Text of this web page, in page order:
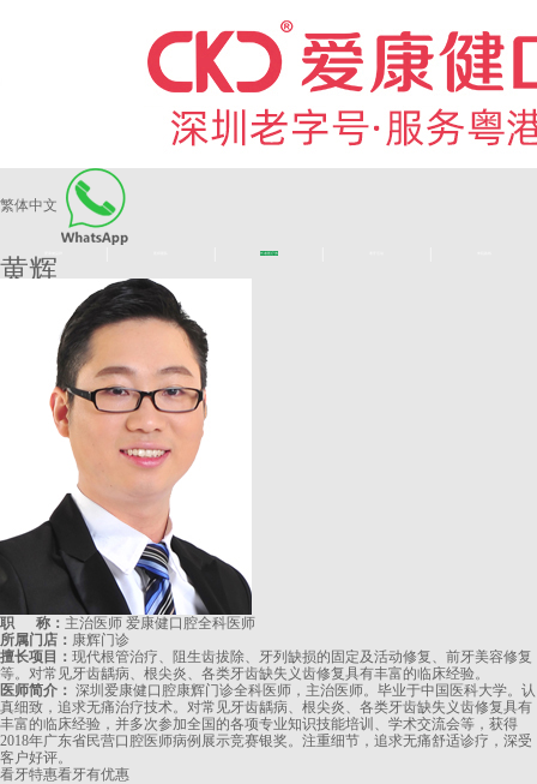
繁体中文
长者医疗券
黄辉
职 称： 主治医师 爱康健口腔全科医师
所属门店： 康辉门诊
擅长项目： 现代根管治疗、阻生齿拔除、牙列缺损的固定及活动修复、前牙美容修复
等。对常见牙齿龋病、根尖炎、各类牙齿缺失义齿修复具有丰富的临床经验。
医师简介： 深圳爱康健口腔康辉门诊全科医师，主治医师。毕业于中国医科大学。认
真细致，追求无痛治疗技术。对常见牙齿龋病、根尖炎、各类牙齿缺失义齿修复具有
丰富的临床经验，并多次参加全国的各项专业知识技能培训、学术交流会等，获得
2018年广东省民营口腔医师病例展示竞赛银奖。注重细节，追求无痛舒适诊疗，深受
客户好评。
看牙特惠看牙有优惠